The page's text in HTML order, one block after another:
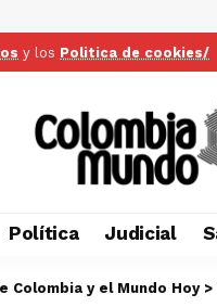
y los Politica de cookies/
Política Judicial
Colombia y el Mundo Hoy>